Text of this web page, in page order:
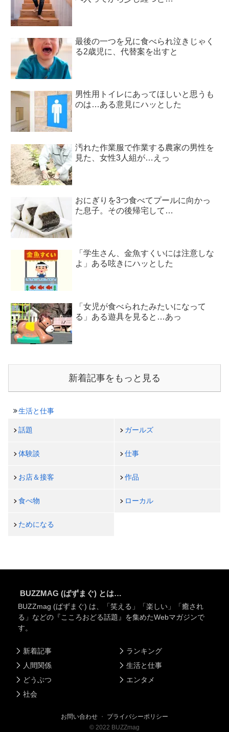
最後の一つを兄に食べられ泣きじゃく
る2歳児に、代替案を出すと
男性用トイレにあってほしいと思うも
のは…ある意見にハッとした
汚れた作業服で作業する農家の男性を
見た、女性3人組が…えっ
おにぎりを3つ食べてプールに向かっ
た息子。その後帰宅して…
「学生さん、金魚すくいには注意しな
よ」ある呟きにハッとした
「女児が食べられたみたいになって
る」ある遊具を見ると…あっ
新着記事をもっと見る
生活と仕事
話題 ガールズ
体験談 仕事
お店＆接客 作品
食べ物 ローカル
ためになる
BUZZMAG (ばずまぐ) とは…
BUZZmag (ばずまぐ) は、「笑える」「楽しい」「癒され
る」などの『こころおどる話題』を集めたWebマガジンで
す。
新着記事
人間関係
どうぶつ
社会
ランキング
生活と仕事
エンタメ
お問い合わせ ・ プライバシーポリシー
© 2022 BUZZmag